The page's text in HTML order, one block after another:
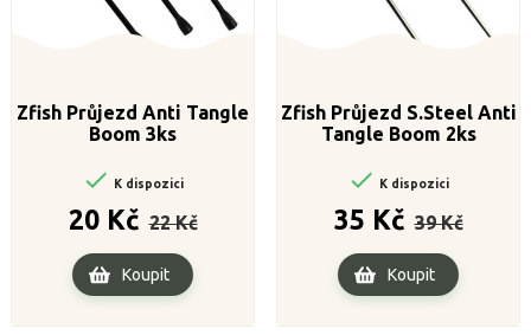
Zfish Průjezd Anti Tangle
Boom 3ks
 K dispozici
20 Kč cena
22 Kč
Cena
Koupit
Zfish Průjezd S.Steel Anti
Tangle Boom 2ks
 K dispozici
35 Kč cena
39 Kč
Cena
Koupit